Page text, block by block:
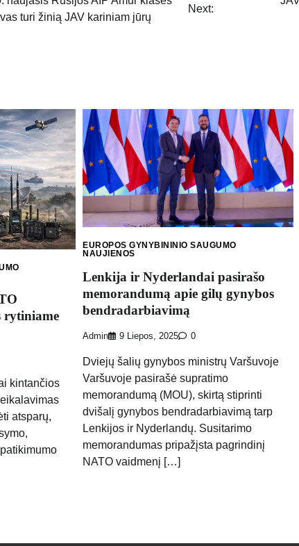
turi žinią JAV kariniam jūrų
Next:
rytiniame
kintančios
atsparų,
EUROPOS GYNYBININIO SAUGUMO
NAUJIENOS
Lenkija ir Nyderlandai pasirašo
memorandumą apie gilų gynybos
bendradarbiavimą
Admin 9 Liepos, 2025 0
Dviejų šalių gynybos ministrų Varšuvoje
Varšuvoje pasirašė supratimo
memorandumą (MOU), skirtą stiprinti
dvišalį gynybos bendradarbiavimą tarp
Lenkijos ir Nyderlandų. Susitarimo
memorandumas pripažįsta pagrindinį
NATO vaidmenį […]